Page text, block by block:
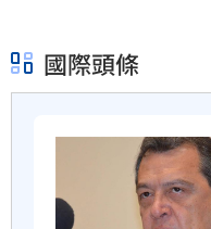
國際頭條